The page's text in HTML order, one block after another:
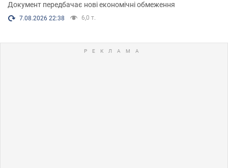
Документ передбачає нові економічні обмеження
7.08.2026 22:38 6,0 т.